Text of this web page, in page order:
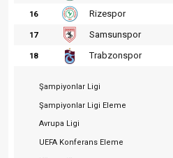
16 Rizespor
17 Samsunspor
18 Trabzonspor
Şampiyonlar Ligi
Şampiyonlar Ligi Eleme
Avrupa Ligi
UEFA Konferans Eleme